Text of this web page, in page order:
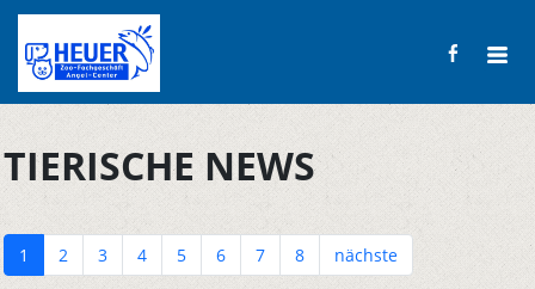
TIERISCHE NEWS
1 2 3 4 5 6 7 8 nächste